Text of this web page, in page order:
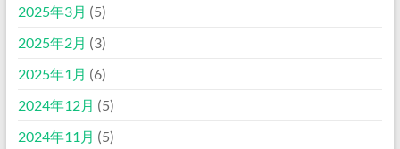
2025年3月 (5)
2025年2月 (3)
2025年1月 (6)
2024年12月 (5)
2024年11月 (5)